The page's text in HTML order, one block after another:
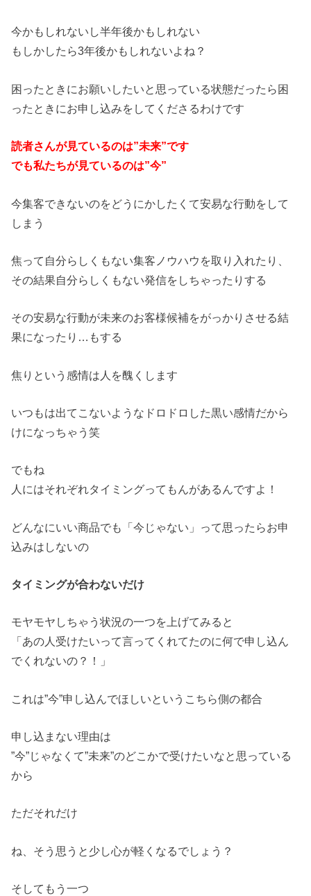
今かもしれないし半年後かもしれない
もしかしたら3年後かもしれないよね？
困ったときにお願いしたいと思っている状態だったら困
ったときにお申し込みをしてくださるわけです
読者さんが見ているのは”未来”です
でも私たちが見ているのは”今”
今集客できないのをどうにかしたくて安易な行動をして
しまう
焦って自分らしくもない集客ノウハウを取り入れたり、
その結果自分らしくもない発信をしちゃったりする
その安易な行動が未来のお客様候補をがっかりさせる結
果になったり…もする
焦りという感情は人を醜くします
いつもは出てこないようなドロドロした黒い感情だから
けになっちゃう笑
でもね
人にはそれぞれタイミングってもんがあるんですよ！
どんなにいい商品でも「今じゃない」って思ったらお申
込みはしないの
タイミングが合わないだけ
モヤモヤしちゃう状況の一つを上げてみると
「あの人受けたいって言ってくれてたのに何で申し込ん
でくれないの？！」
これは”今”申し込んでほしいというこちら側の都合
申し込まない理由は
”今”じゃなくて”未来”のどこかで受けたいなと思っている
から
ただそれだけ
ね、そう思うと少し心が軽くなるでしょう？
そしてもう一つ